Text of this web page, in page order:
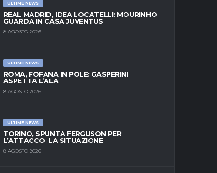
ULTIME NEWS
REAL MADRID, IDEA LOCATELLI: MOURINHO
GUARDA IN CASA JUVENTUS
8 AGOSTO 2026
ULTIME NEWS
ROMA, FOFANA IN POLE: GASPERINI
ASPETTA L’ALA
8 AGOSTO 2026
ULTIME NEWS
TORINO, SPUNTA FERGUSON PER
L’ATTACCO: LA SITUAZIONE
8 AGOSTO 2026